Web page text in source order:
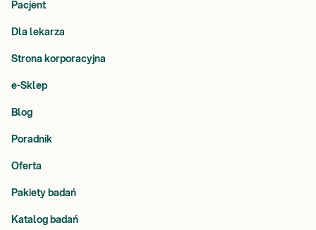
Pacjent
Dla lekarza
Strona korporacyjna
e-Sklep
Blog
Poradnik
Oferta
Pakiety badań
Katalog badań